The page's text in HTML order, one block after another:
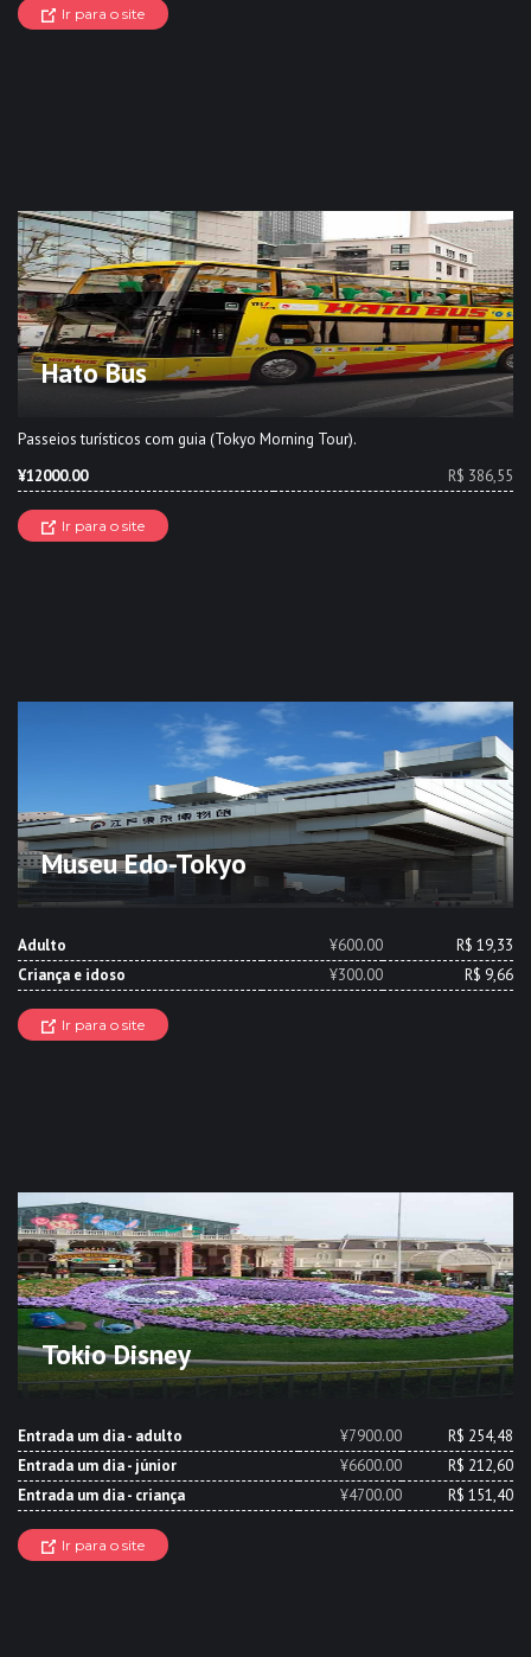
Ir para o site
Hato Bus
Passeios turísticos com guia (Tokyo Morning Tour).
¥12000.00
R$ 386,55
Ir para o site
Museu Edo-Tokyo
Adulto ¥600.00
R$ 19,33
Criança e idoso
¥300.00 R$ 9,66
Ir para o site
Tokio Disney
Entrada um dia - adulto ¥7900.00
R$ 254,48
Entrada um dia - júnior
¥6600.00
R$ 212,60
Entrada um dia - criança
¥4700.00 R$ 151,40
Ir para o site